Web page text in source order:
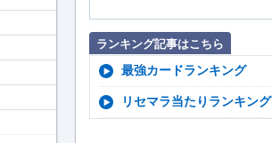
ランキング記事はこちら
最強カードランキング
リセマラ当たりランキング